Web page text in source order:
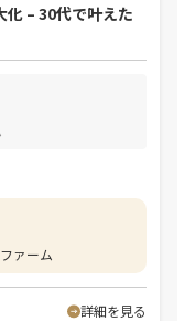
– 30代で叶えた
ァーム
詳細を見る